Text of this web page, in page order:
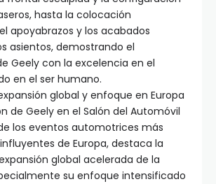
hasta la colocación
apoyabrazos y los acabados
asientos, demostrando el
Geely con la excelencia en el
en el ser humano.
global y enfoque en Europa
de Geely en el Salón del Automóvil
los eventos automotrices más
de Europa, destaca la
global acelerada de la
su enfoque intensificado